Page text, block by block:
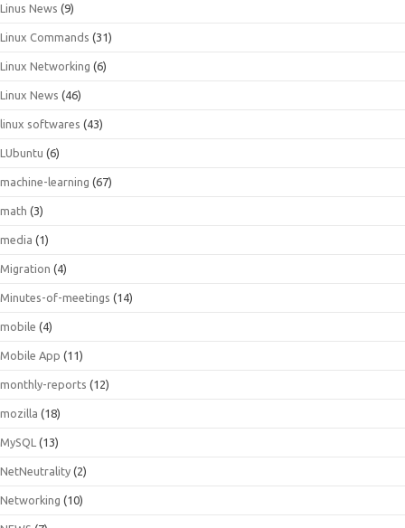
Linus News (9)
Linux Commands (31)
Linux Networking (6)
Linux News (46)
linux softwares (43)
LUbuntu (6)
machine-learning (67)
math (3)
media (1)
Migration (4)
Minutes-of-meetings (14)
mobile (4)
Mobile App (11)
monthly-reports (12)
mozilla (18)
MySQL (13)
NetNeutrality (2)
Networking (10)